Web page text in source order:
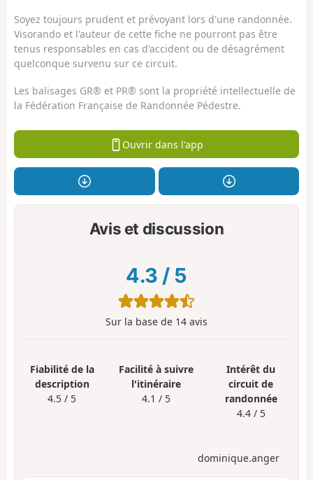
Soyez toujours prudent et prévoyant lors d'une randonnée.
Visorando et l'auteur de cette fiche ne pourront pas être
tenus responsables en cas d'accident ou de désagrément
quelconque survenu sur ce circuit.
Les balisages GR® et PR® sont la propriété intellectuelle de
la Fédération Française de Randonnée Pédestre.
Ouvrir dans l'app
Avis et discussion
4.3 / 5
Sur la base de 14 avis
Fiabilité de la
description
4.5 / 5
Facilité à suivre
l'itinéraire
4.1 / 5
Intérêt du
circuit de
randonnée
4.4 / 5
dominique.anger